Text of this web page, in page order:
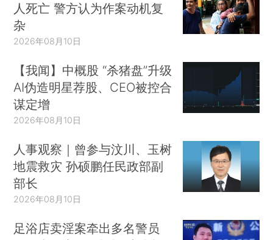
人死亡 警方认为作案动机复
杂
2026年08月10日
【我闻】中概股 “杀猪盘”升级
AI伪造明星荐股、CEO被控合
谋定增
2026年08月10日
人事观察｜曾参与汶川、玉树
地震救灾 孙硕鹏任民政部副
部长
2026年08月10日
足浴店卖淫案牵出多名警员